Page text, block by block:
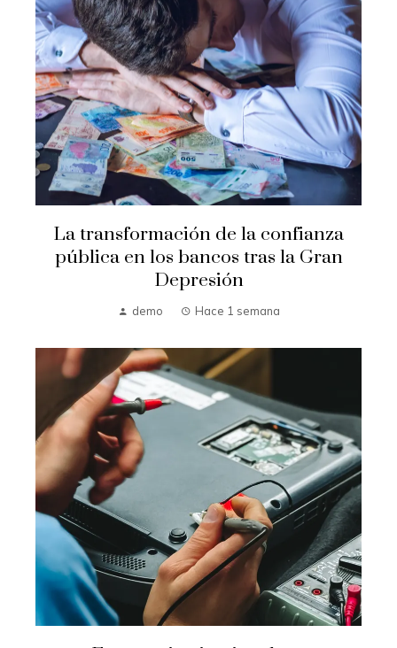
La transformación de la confianza
pública en los bancos tras la Gran
Depresión
demo Hace 1 semana